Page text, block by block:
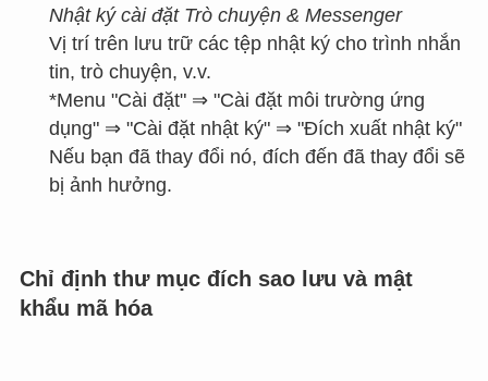
Nhật ký cài đặt Trò chuyện & Messenger
Vị trí trên lưu trữ các tệp nhật ký cho trình nhắn
tin, trò chuyện, v.v.
*Menu "Cài đặt" ⇒ "Cài đặt môi trường ứng
dụng" ⇒ "Cài đặt nhật ký" ⇒ "Đích xuất nhật ký"
Nếu bạn đã thay đổi nó, đích đến đã thay đổi sẽ
bị ảnh hưởng.
Chỉ định thư mục đích sao lưu và mật
khẩu mã hóa